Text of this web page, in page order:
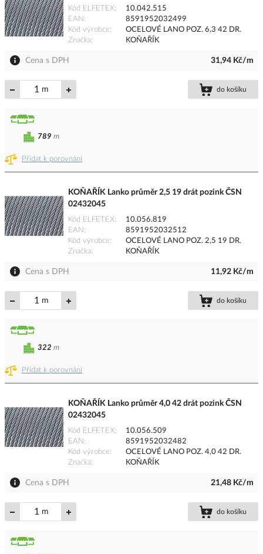
Kód ELFETEX
10.042.515
EAN
8591952032499
Kód výrobce
OCELOVÉ LANO POZ. 6,3 42 DR.
Značka
KOŇAŘÍK
Cena s DPH 31,94 Kč/m
m do košíku
Přidat k porovnání
789 m
KOŇAŘÍK Lanko průměr 2,5 19 drát pozink ČSN
02432045
Kód ELFETEX
10.056.819
EAN
8591952032512
Kód výrobce
OCELOVÉ LANO POZ. 2,5 19 DR.
Značka
KOŇAŘÍK
Cena s DPH 11,92 Kč/m
m do košíku
Přidat k porovnání
322 m
KOŇAŘÍK Lanko průměr 4,0 42 drát pozink ČSN
02432045
Kód ELFETEX
10.056.509
EAN
8591952032482
Kód výrobce
OCELOVÉ LANO POZ. 4,0 42 DR.
Značka
KOŇAŘÍK
Cena s DPH 21,48 Kč/m
m do košíku